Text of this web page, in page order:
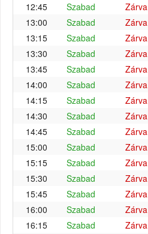
12:45
Szabad Zárva
13:00
Szabad Zárva
13:15
Szabad Zárva
13:30
Szabad Zárva
13:45
Szabad Zárva
14:00
Szabad Zárva
14:15
Szabad Zárva
14:30
Szabad Zárva
14:45
Szabad Zárva
15:00
Szabad Zárva
15:15
Szabad Zárva
15:30
Szabad Zárva
15:45
Szabad Zárva
16:00
Szabad Zárva
16:15
Szabad Zárva